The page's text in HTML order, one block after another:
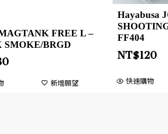
FREE L –
SMOKE/BRGD
新增願望
Hayabusa
FF404
NT$120
快速購物